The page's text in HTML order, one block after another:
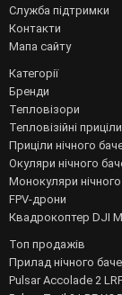
Служба підтримки
Контакти
Мапа сайту
Категорії
Бренди
Тепловізори
Тепловізійні приціли
Приціли нічного
Окуляри нічного
Монокуляри
FPV-дрони
Квадрокоптер DJI
Топ продажів
Прилад нічного
Pulsar Accolade 2